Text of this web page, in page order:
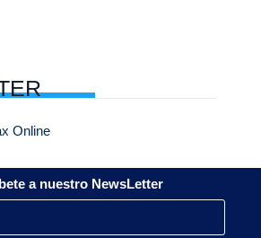
Online
a nuestro NewsLetter